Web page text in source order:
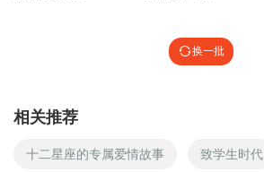
换一批
相关推荐
十二星座的专属爱情故事 致学生时代